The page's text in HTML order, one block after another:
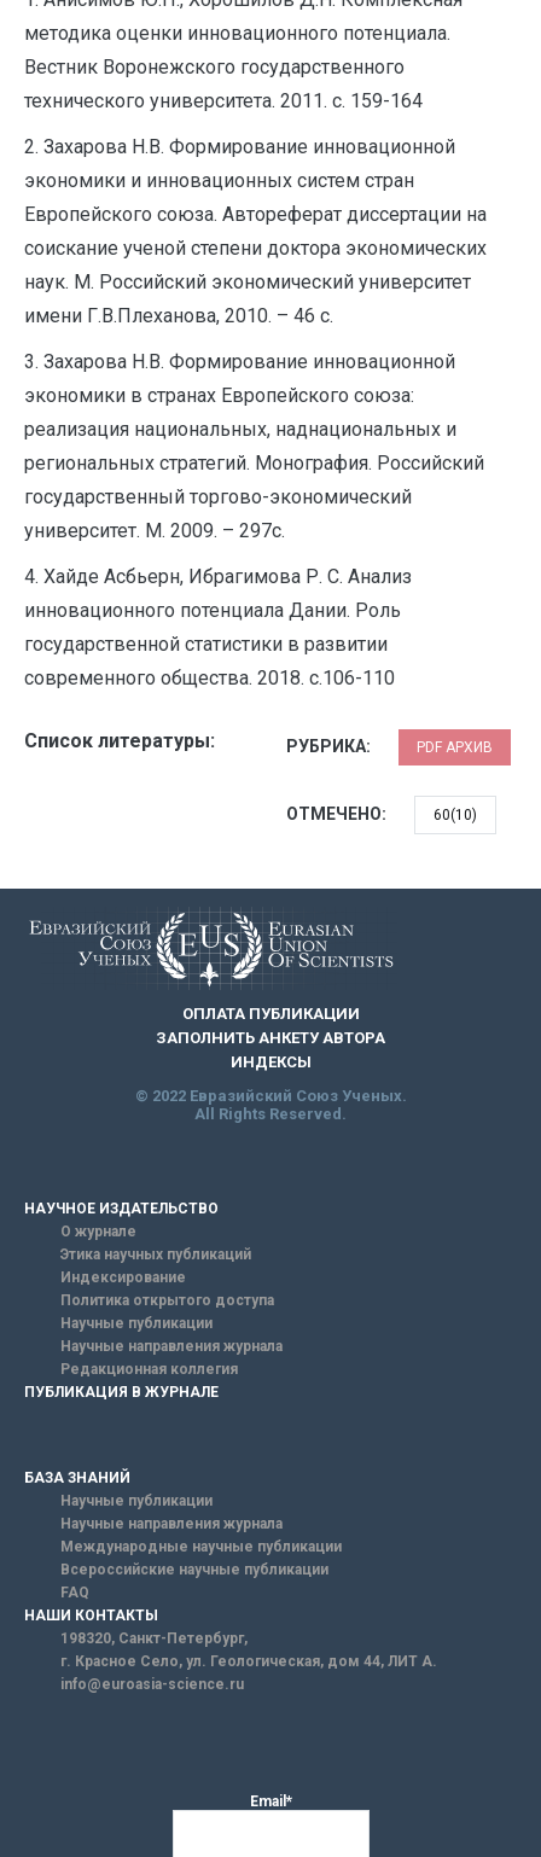
методика оценки инновационного потенциала.
Вестник Воронежского государственного
технического университета. 2011. с. 159-164
2. Захарова Н.В. Формирование инновационной
экономики и инновационных систем стран
Европейского союза. Автореферат диссертации на
соискание ученой степени доктора экономических
наук. М. Российский экономический университет
имени Г.В.Плеханова, 2010. – 46 с.
3. Захарова Н.В. Формирование инновационной
экономики в странах Европейского союза:
реализация национальных, наднациональных и
региональных стратегий. Монография. Российский
государственный торгово-экономический
университет. М. 2009. – 297с.
4. Хайде Асбьерн, Ибрагимова Р. С. Анализ
инновационного потенциала Дании. Роль
государственной статистики в развитии
современного общества. 2018. с.106-110
Список литературы: РУБРИКА: PDF АРХИВ
ОТМЕЧЕНО: 60(10)
ОПЛАТА ПУБЛИКАЦИИ
ЗАПОЛНИТЬ АНКЕТУ АВТОРА
ИНДЕКСЫ
© 2022 Евразийский Союз Ученых.
All Rights Reserved.
НАУЧНОЕ ИЗДАТЕЛЬСТВО
О журнале
Этика научных публикаций
Индексирование
Политика открытого доступа
Научные публикации
Научные направления журнала
Редакционная коллегия
ПУБЛИКАЦИЯ В ЖУРНАЛЕ
БАЗА ЗНАНИЙ
Научные публикации
Научные направления журнала
Международные научные публикации
Всероссийские научные публикации
FAQ
НАШИ КОНТАКТЫ
198320, Санкт-Петербург,
г. Красное Село, ул. Геологическая, дом 44, ЛИТ А.
info@euroasia-science.ru
Email*